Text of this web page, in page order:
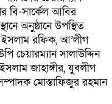
বি-সার্কেল আবির
অনুষ্ঠানে উপস্থিত
রফিক, আ’লীগ
চেয়ারম্যান সালাউদ্দিন
জাহাঙ্গীর, যুবলীগ
মোস্তাফিজুর রহমান